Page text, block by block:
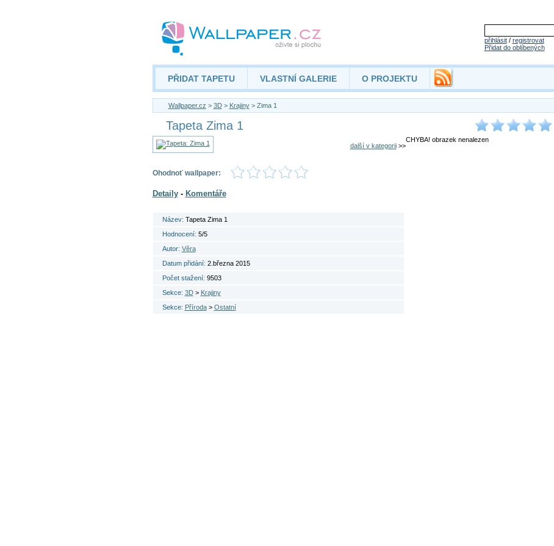
přihlásit/ registrovat
Přidat do oblíbených
PŘIDAT TAPETU VLASTNÍ GALERIE O PROJEKTU
Wallpaper.cz > 3D> Krajiny> Zima 1
Tapeta Zima 1
další v kategorii>>
Ohodnoť wallpaper:
Detaily- Komentáře
Název: Tapeta Zima 1
Hodnocení: 5/5
Autor: Věra
Datum přidání: 2.března 2015
Počet stažení: 9503
Sekce: 3D> Krajiny
Sekce: Příroda> Ostatní
CHYBA! obrazek nenalezen